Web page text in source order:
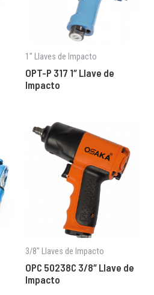
1″ Llaves de Impacto
OPT-P 317 1″ Llave de
Impacto
3/8" Llaves de Impacto
OPC 50238C 3/8″ Llave de
Impacto